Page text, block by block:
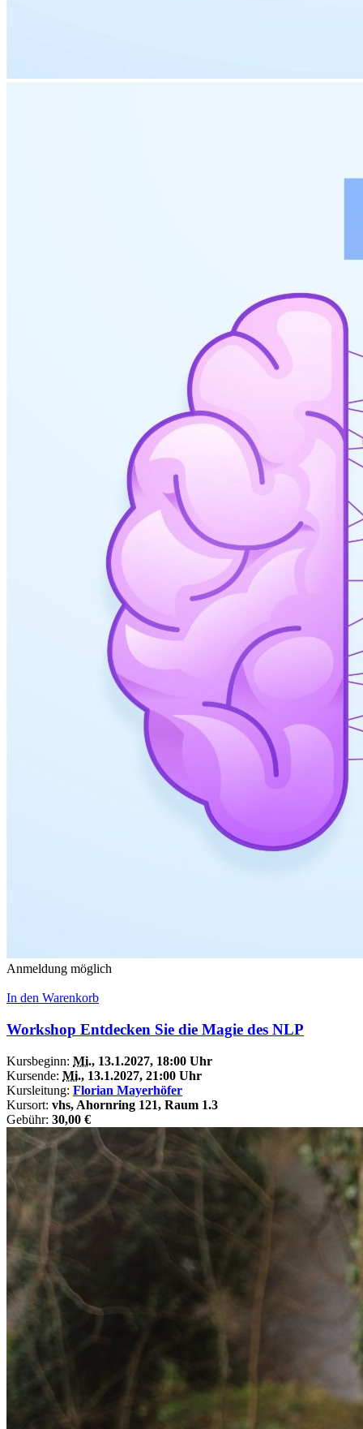
Anmeldung möglich
In den Warenkorb
Workshop Entdecken Sie die Magie des NLP
Kursbeginn: Mi., 13.1.2027, 18:00 Uhr
Kursende: Mi., 13.1.2027, 21:00 Uhr
Kursleitung: Florian Mayerhöfer
Kursort: vhs, Ahornring 121, Raum 1.3
Gebühr: 30,00 €